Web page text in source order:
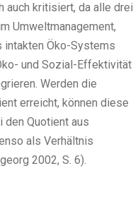
auch kritisiert, da alle drei
Umweltmanagement,
intakten Öko-Systems
und Sozial-Effektivität
Werden die
erreicht, können diese
Quotient aus
als Verhältnis
2002, S. 6).